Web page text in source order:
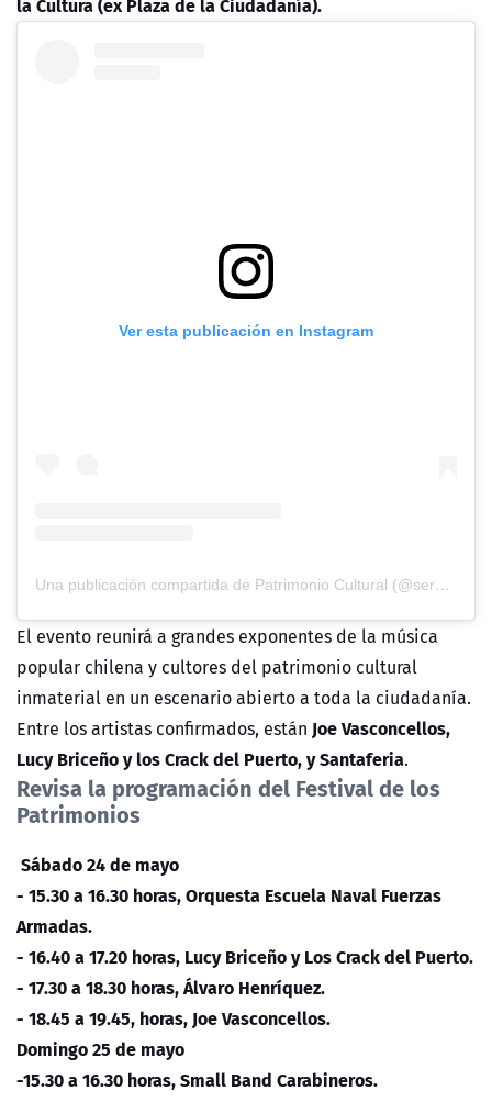
Ver esta publicación en Instagram
Una publicación compartida de Patrimonio Cultural (@servicio_patrimonio)
El evento reunirá a grandes exponentes de la música
popular chilena y cultores del patrimonio cultural
inmaterial en un escenario abierto a toda la ciudadanía.
Entre los artistas confirmados, están Joe Vasconcellos,
Lucy Briceño y los Crack del Puerto, y Santaferia.
Revisa la programación del Festival de los
Patrimonios
Sábado 24 de mayo
- 15.30 a 16.30 horas, Orquesta Escuela Naval Fuerzas
Armadas.
- 16.40 a 17.20 horas, Lucy Briceño y Los Crack del Puerto.
- 17.30 a 18.30 horas, Álvaro Henríquez.
- 18.45 a 19.45, horas, Joe Vasconcellos.
Domingo 25 de mayo
-15.30 a 16.30 horas, Small Band Carabineros.